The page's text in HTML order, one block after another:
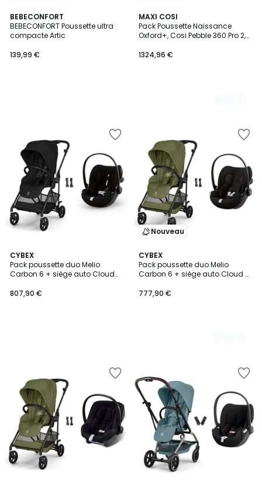
BEBECONFORT
BEBECONFORT Poussette ultra
compacte Artic
139,99 €
MAXI COSI
Pack Poussette Naissance
Oxford+, Cosi Pebble 360 Pro 2,
1324,96 €
3
Couleurs
CYBEX
Pack poussette duo Melio
Carbon 6 + siège auto Cloud
807,90 €
Nouveau
CYBEX
Pack poussette duo Melio
Carbon 6 + siège auto Cloud G
777,90 €
2
Couleurs